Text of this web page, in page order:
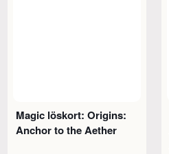
Magic löskort: Origins:
Anchor to the Aether